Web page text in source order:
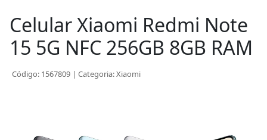
Celular Xiaomi Redmi Note
15 5G NFC 256GB 8GB RAM
Código: 1567809 | Categoria:Xiaomi